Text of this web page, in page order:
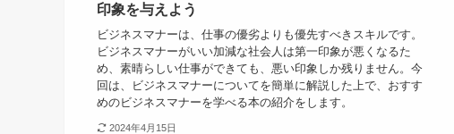
印象を与えよう
ビジネスマナーは、仕事の優劣よりも優先すべきスキルです。
ビジネスマナーがいい加減な社会人は第一印象が悪くなるた
め、素晴らしい仕事ができても、悪い印象しか残りません。今
回は、ビジネスマナーについてを簡単に解説した上で、おすす
めのビジネスマナーを学べる本の紹介をします。
2024年4月15日